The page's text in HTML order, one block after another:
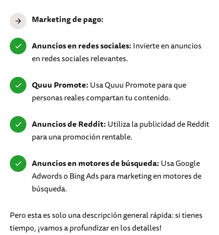
Marketing de pago:
Anuncios en redes sociales:Invierte en anuncios
en redes sociales relevantes.
Quuu Promote:Usa Quuu Promote para que
personas reales compartan tu contenido.
Anuncios de Reddit:Utiliza la publicidad de Reddit
para una promoción rentable.
Anuncios en motores de búsqueda:Usa Google
Adwords o Bing Ads para marketing en motores de
búsqueda.
Pero esta es solo una descripción general rápida: si tienes
tiempo, ¡vamos a profundizar en los detalles!